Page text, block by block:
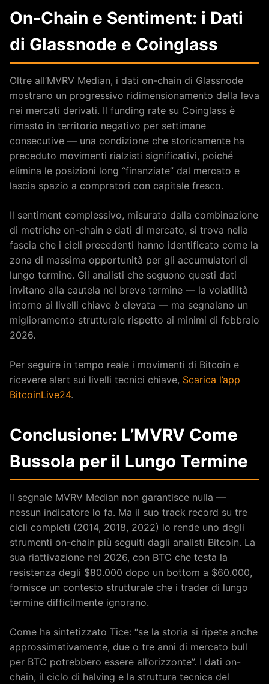
On-Chain e Sentiment: i Dati
di Glassnode e Coinglass
Oltre all’MVRV Median, i dati on-chain di Glassnode
mostrano un progressivo ridimensionamento della leva
nei mercati derivati. Il funding rate su Coinglass è
rimasto in territorio negativo per settimane
consecutive — una condizione che storicamente ha
preceduto movimenti rialzisti significativi, poiché
elimina le posizioni long “finanziate” dal mercato e
lascia spazio a compratori con capitale fresco.
Il sentiment complessivo, misurato dalla combinazione
di metriche on-chain e dati di mercato, si trova nella
fascia che i cicli precedenti hanno identificato come la
zona di massima opportunità per gli accumulatori di
lungo termine. Gli analisti che seguono questi dati
invitano alla cautela nel breve termine — la volatilità
intorno ai livelli chiave è elevata — ma segnalano un
miglioramento strutturale rispetto ai minimi di febbraio
2026.
Per seguire in tempo reale i movimenti di Bitcoin e
ricevere alert sui livelli tecnici chiave, Scarica l’app
BitcoinLive24.
Conclusione: L’MVRV Come
Bussola per il Lungo Termine
Il segnale MVRV Median non garantisce nulla —
nessun indicatore lo fa. Ma il suo track record su tre
cicli completi (2014, 2018, 2022) lo rende uno degli
strumenti on-chain più seguiti dagli analisti Bitcoin. La
sua riattivazione nel 2026, con BTC che testa la
resistenza degli $80.000 dopo un bottom a $60.000,
fornisce un contesto strutturale che i trader di lungo
termine difficilmente ignorano.
Come ha sintetizzato Tice: “se la storia si ripete anche
approssimativamente, due o tre anni di mercato bull
per BTC potrebbero essere all’orizzonte”. I dati on-
chain, il ciclo di halving e la struttura tecnica del